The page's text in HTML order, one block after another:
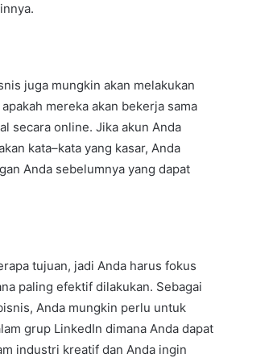
juga mungkin akan melakukan
mereka akan bekerja sama
secara online. Jika akun Anda
kata–kata yang kasar, Anda
Anda sebelumnya yang dapat
tujuan, jadi Anda harus fokus
paling efektif dilakukan. Sebagai
Anda mungkin perlu untuk
grup LinkedIn dimana Anda dapat
industri kreatif dan Anda ingin